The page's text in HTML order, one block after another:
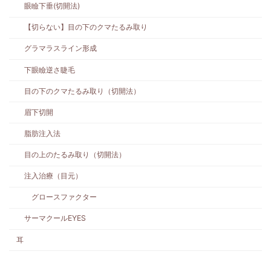
眼瞼下垂(切開法)
【切らない】目の下のクマたるみ取り
グラマラスライン形成
下眼瞼逆さ睫毛
目の下のクマたるみ取り（切開法）
眉下切開
脂肪注入法
目の上のたるみ取り（切開法）
注入治療（目元）
グロースファクター
サーマクールEYES
耳